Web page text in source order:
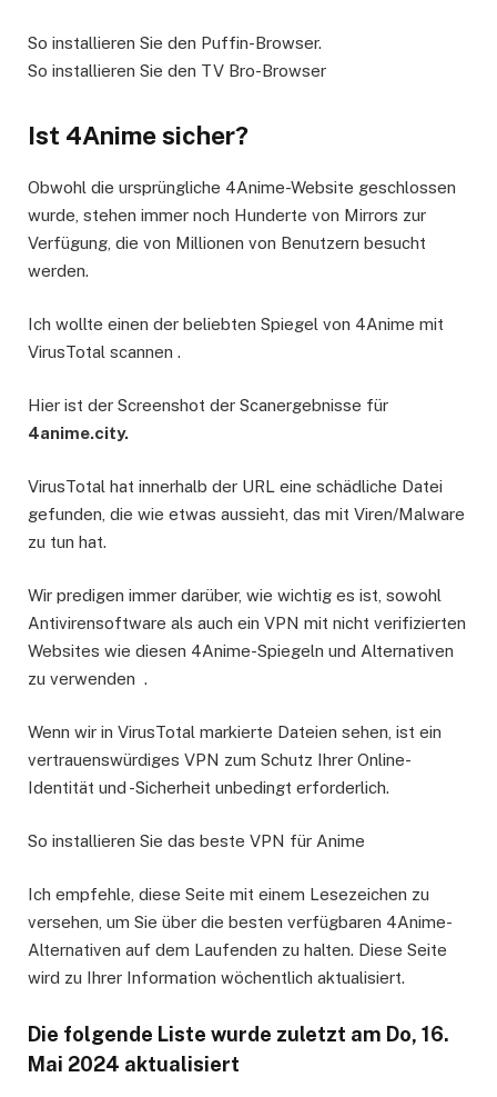
So installieren Sie den Puffin-Browser.
So installieren Sie den TV Bro-Browser
Ist 4Anime sicher?
Obwohl die ursprüngliche 4Anime-Website geschlossen
wurde, stehen immer noch Hunderte von Mirrors zur
Verfügung, die von Millionen von Benutzern besucht
werden.
Ich wollte einen der beliebten Spiegel von 4Anime mit
VirusTotal scannen .
Hier ist der Screenshot der Scanergebnisse für
4anime.city.
VirusTotal hat innerhalb der URL eine schädliche Datei
gefunden, die wie etwas aussieht, das mit Viren/Malware
zu tun hat.
Wir predigen immer darüber, wie wichtig es ist, sowohl
Antivirensoftware als auch ein VPN mit nicht verifizierten
Websites wie diesen 4Anime-Spiegeln und Alternativen
zu verwenden .
Wenn wir in VirusTotal markierte Dateien sehen, ist ein
vertrauenswürdiges VPN zum Schutz Ihrer Online-
Identität und -Sicherheit unbedingt erforderlich.
So installieren Sie das beste VPN für Anime
Ich empfehle, diese Seite mit einem Lesezeichen zu
versehen, um Sie über die besten verfügbaren 4Anime-
Alternativen auf dem Laufenden zu halten. Diese Seite
wird zu Ihrer Information wöchentlich aktualisiert.
Die folgende Liste wurde zuletzt am Do, 16.
Mai 2024 aktualisiert